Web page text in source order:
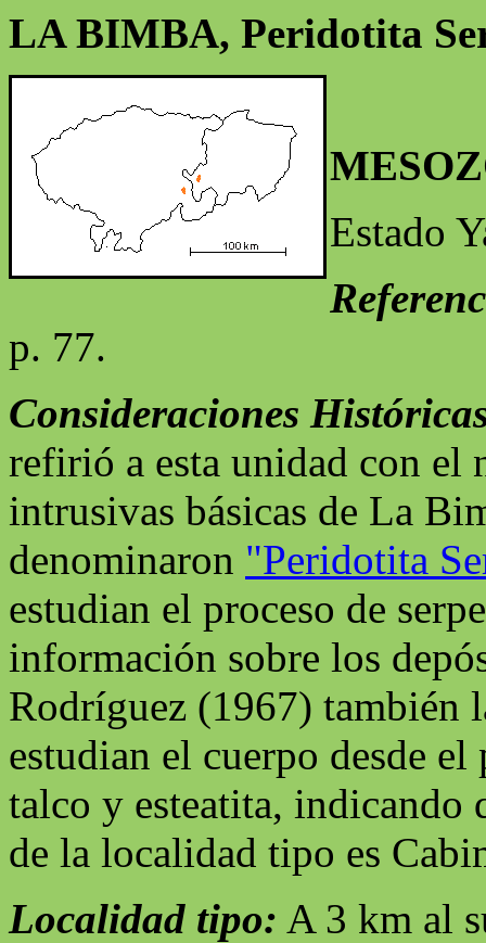
LA BIMBA, Peridotita
Estado
p. 77.
Consideraciones
refirió a esta unidad con el
intrusivas básicas de La
denominaron "Peridotita
estudian el proceso de
información sobre los
Rodríguez (1967) también
estudian el cuerpo desde
talco y esteatita, indicando
de la localidad tipo es
Localidad tipo: A 3 km al